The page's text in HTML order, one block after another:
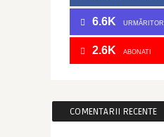
6.6K URMĂRITORI
2.6K ABONATI
COMENTARII RECENTE